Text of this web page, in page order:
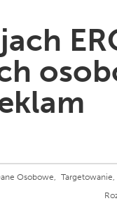
Osobowe, Targetowanie,